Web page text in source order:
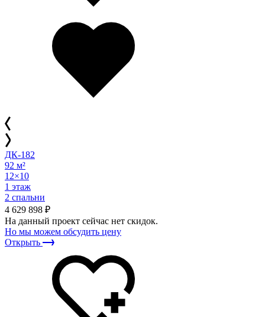
ДК-182
92 м²
12×10
1 этаж
2 спальни
4 629 898 ₽
На данный проект сейчас нет скидок.
Но мы можем обсудить цену
Открыть